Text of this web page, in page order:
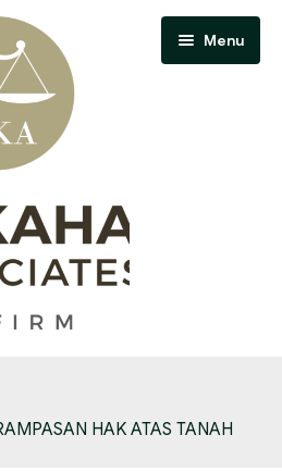
Menu
HAK ATAS TANAH